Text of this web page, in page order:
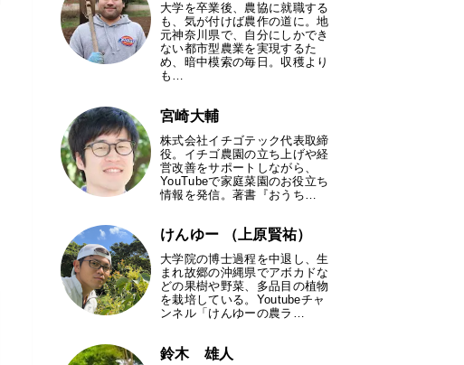
大学を卒業後、農協に就職する
も、気が付けば農作の道に。地
元神奈川県で、自分にしかでき
ない都市型農業を実現するた
め、暗中模索の毎日。収穫より
も…
宮崎大輔
株式会社イチゴテック代表取締
役。イチゴ農園の立ち上げや経
営改善をサポートしながら、
YouTubeで家庭菜園のお役立ち
情報を発信。著書『おうち…
けんゆー （上原賢祐）
大学院の博士過程を中退し、生
まれ故郷の沖縄県でアボカドな
どの果樹や野菜、多品目の植物
を栽培している。Youtubeチャ
ンネル「けんゆーの農ラ…
鈴木 雄人